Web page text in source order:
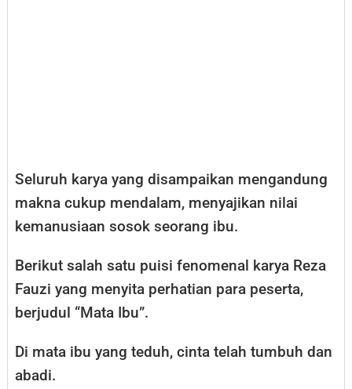
Seluruh karya yang disampaikan mengandung
makna cukup mendalam, menyajikan nilai
kemanusiaan sosok seorang ibu.
Berikut salah satu puisi fenomenal karya Reza
Fauzi yang menyita perhatian para peserta,
berjudul “Mata Ibu”.
Di mata ibu yang teduh, cinta telah tumbuh dan
abadi.